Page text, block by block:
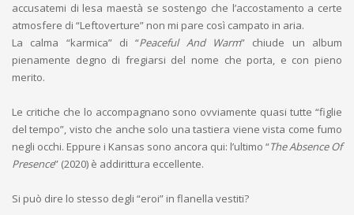
accusatemi di lesa maestà se sostengo che l’accostamento a certe
atmosfere di “Leftoverture” non mi pare così campato in aria.
La calma “karmica” di “Peaceful And Warm” chiude un album
pienamente degno di fregiarsi del nome che porta, e con pieno
merito.
Le critiche che lo accompagnano sono ovviamente quasi tutte “figlie
del tempo”, visto che anche solo una tastiera viene vista come fumo
negli occhi. Eppure i Kansas sono ancora qui: l’ultimo “The Absence Of
Presence” (2020) è addirittura eccellente.
Si può dire lo stesso degli “eroi” in flanella vestiti?